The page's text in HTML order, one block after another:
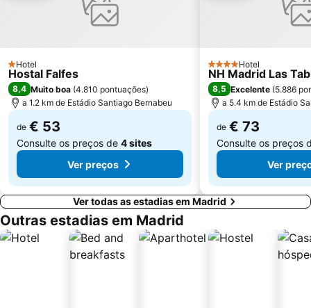
Gran Vía Metro Station
Paseo de la Castellana
Sol Metro Station
Centro Comercial Gran Vía de Hortaleza
Praça da Cibeles
Santiago Bernabéu Metro Station
1 Estrelas
Hotel
Hostal Falfes
8,4 Muito boa (4.810 pontuações)
a 1.2 km de Estádio Santiago Bernabeu
de € 53
Consulte os preços de 4 sites
Ver preços
4 Estrelas
Hotel
NH Madrid Las
8,5 Excelente (5.886
a 5.4 km de Estádio
de € 73
Consulte os preços
Ver
Ver todas as estadias em Madrid
Outras estadias em Madrid